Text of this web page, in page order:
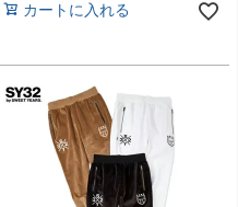
カートに入れる